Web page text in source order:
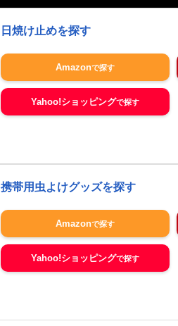
日焼け止めを探す
Amazon
Yahoo!ショッピング
携帯用虫よけグッズを探す
Amazon
Yahoo!ショッピング